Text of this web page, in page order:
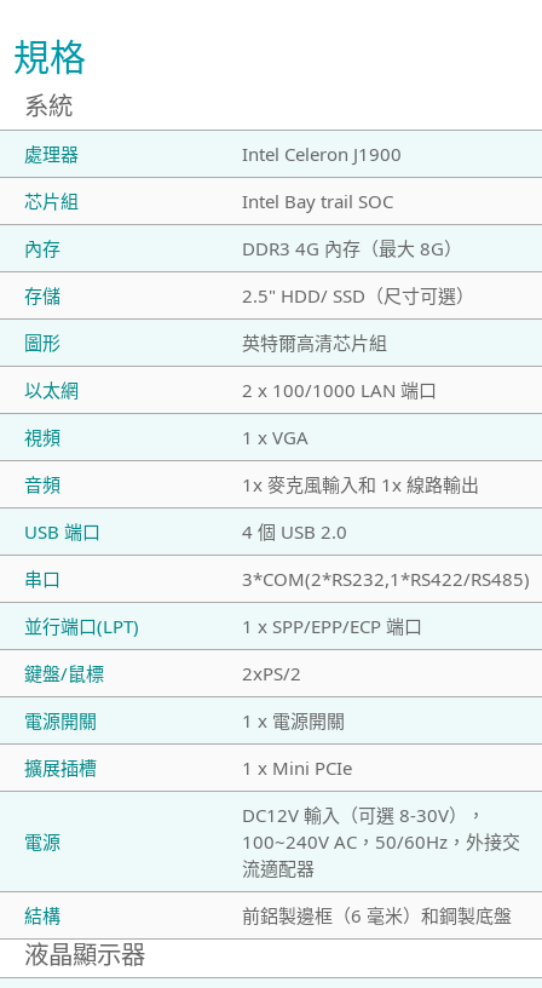
規格
系統
處理器
Intel Celeron J1900
芯片組
Intel Bay trail SOC
內存
DDR3 4G 內存（最大 8G）
存儲
2.5" HDD/ SSD（尺寸可選）
圖形
英特爾高清芯片組
以太網
2 x 100/1000 LAN 端口
視頻
1 x VGA
音頻
1x 麥克風輸入和 1x 線路輸出
USB 端口
4 個 USB 2.0
串口
3*COM(2*RS232,1*RS422/RS485)
並行端口(LPT)
1 x SPP/EPP/ECP 端口
鍵盤/鼠標
2xPS/2
電源開關
1 x 電源開關
擴展插槽
1 x Mini PCIe
電源
DC12V 輸入（可選 8-30V），
100~240V AC，50/60Hz，外接交
流適配器
結構
前鋁製邊框（6 毫米）和鋼製底盤
液晶顯示器